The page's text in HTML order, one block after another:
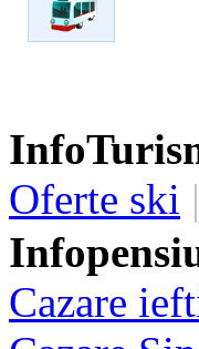
Oferte ski |
Cazare